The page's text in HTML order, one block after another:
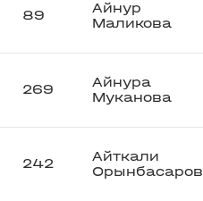
89
Айнур
Маликова
269
Айнура
Муканова
242
Айткали
Орынбасаров